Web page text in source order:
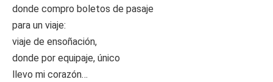
donde compro boletos de pasaje
para un viaje:
viaje de ensoñación,
donde por equipaje, único
llevo mi corazón…